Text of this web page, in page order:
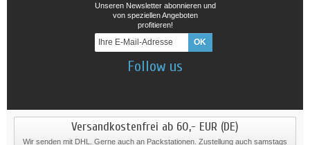
Unseren Newsletter abonnieren und
von speziellen Angeboten
profitieren!
Follow us
Versandkostenfrei ab 60,- EUR (DE)
Wir senden mit DHL. Gerne auch an Packstationen. Zustellung auch samstags